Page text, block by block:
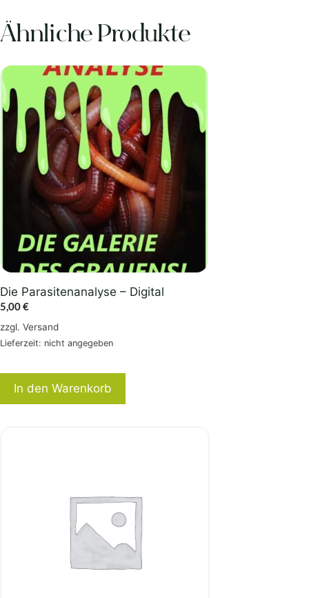
Ähnliche Produkte
Die Parasitenanalyse – Digital
5,00€
zzgl. Versand
Lieferzeit: nicht angegeben
In den Warenkorb